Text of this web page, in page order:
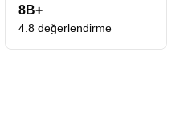
8B+
4.8 değerlendirme